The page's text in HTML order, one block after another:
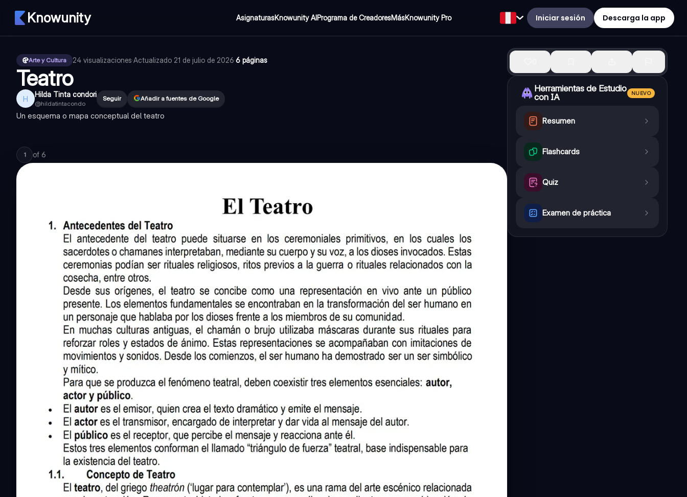
Knowunity AsignaturasKnowunity AIPrograma de CreadoresMásKnowunity Pro Iniciar sesión Descarga la app
Arte y Cultura 24 visualizaciones·Actualizado 21 de julio de 2026·6 páginas
Teatro
H Hilda Tinta condori
@hildatintacondo
Seguir Añadir a fuentes de Google
Un esquema o mapa conceptual del teatro
1 of 6
Herramientas de Estudio
con IA
NUEVO
Resumen
Flashcards
Quiz
Examen de práctica